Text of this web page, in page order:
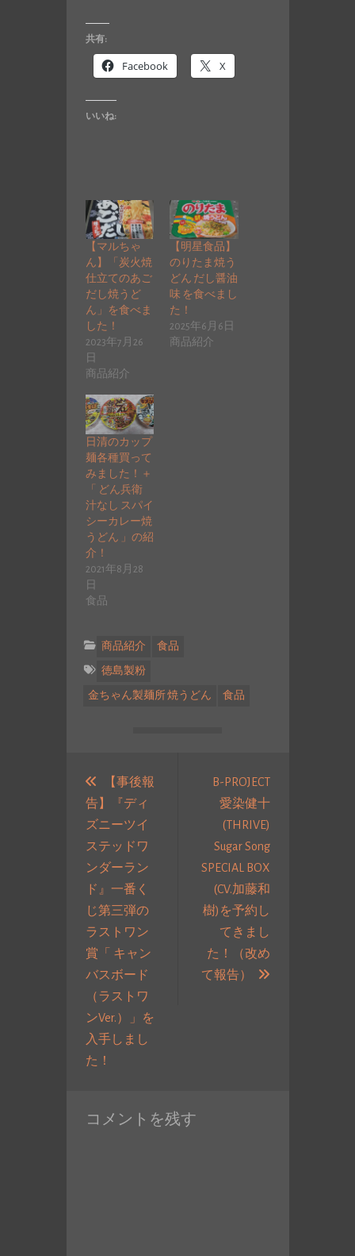
共有:
Facebook X
いいね:
【マルちゃ
ん】「炭火焼
仕立てのあご
だし焼うど
ん」を食べま
した！
2023年7月26
日
商品紹介
【明星食品】
のりたま焼う
どん だし醤油
味 を食べまし
た！
2025年6月6日
商品紹介
日清のカップ
麺各種買って
みました！＋
「 どん兵衛
汁なし スパイ
シーカレー焼
うどん 」の紹
介！
2021年8月28
日
食品
商品紹介 食品
徳島製粉
金ちゃん製麺所 焼うどん 食品
【事後報
告】『ディ
ズニーツイ
ステッドワ
ンダーラン
ド』一番く
じ第三弾の
ラストワン
賞「 キャン
バスボード
（ラストワ
ンVer.）」を
入手しまし
た！
投
B-PROJECT
愛染健十
(THRIVE)
Sugar Song
SPECIAL BOX
(CV.加藤和
樹)を予約し
てきまし
た！（改め
て報告）
次
コメントを残す